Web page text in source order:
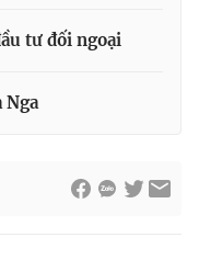
tư đối ngoại
Nga